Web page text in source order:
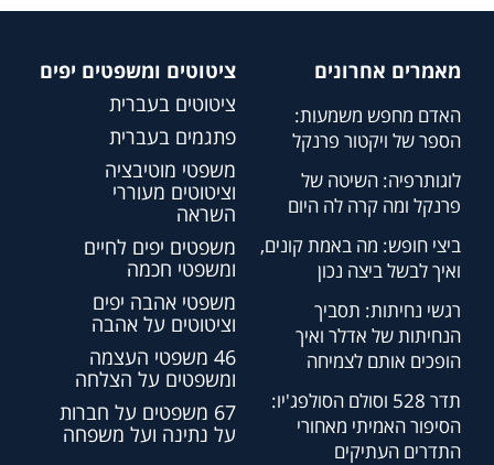
מאמרים אחרונים
האדם מחפש משמעות:
הספר של ויקטור פרנקל
לוגותרפיה: השיטה של
פרנקל ומה קרה לה היום
ביצי חופש: מה באמת קונים,
ואיך לבשל ביצה נכון
רגשי נחיתות: תסביך
הנחיתות של אדלר ואיך
הופכים אותם לצמיחה
תדר 528 וסולם הסולפג'יו:
הסיפור האמיתי מאחורי
התדרים העתיקים
ציטוטים ומשפטים יפים
ציטוטים בעברית
פתגמים בעברית
משפטי מוטיבציה
וציטוטים מעוררי
השראה
משפטים יפים לחיים
ומשפטי חכמה
משפטי אהבה יפים
וציטוטים על אהבה
46 משפטי העצמה
ומשפטים על הצלחה
67 משפטים על חברות
על נתינה ועל משפחה